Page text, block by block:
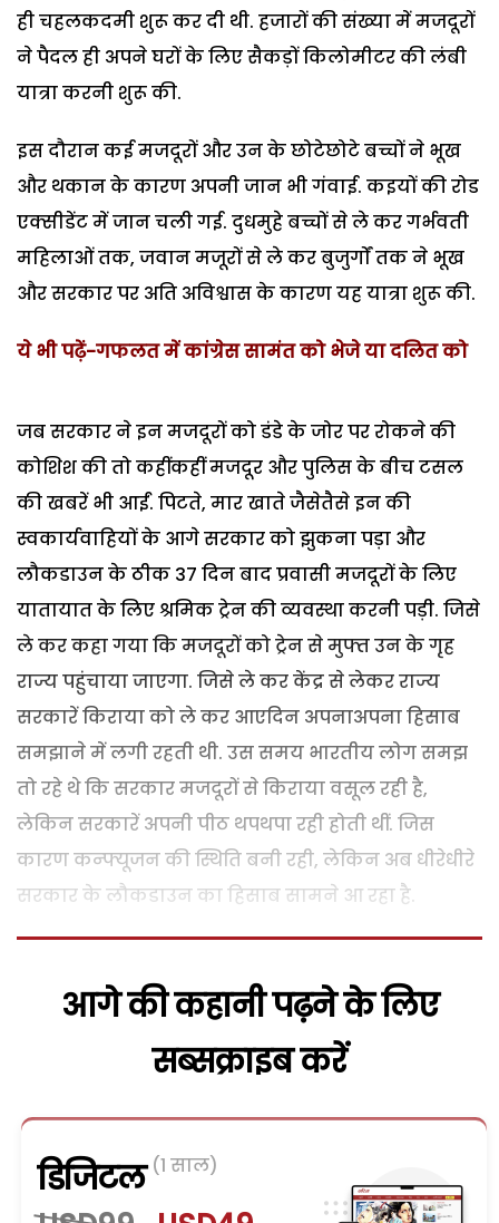
ही चहलकदमी शुरू कर दी थी. हजारों की संख्या में मजदूरों
ने पैदल ही अपने घरों के लिए सैकड़ों किलोमीटर की लंबी
यात्रा करनी शुरू की.
इस दौरान कई मजदूरों और उन के छोटेछोटे बच्चों ने भूख
और थकान के कारण अपनी जान भी गंवाई. कइयों की रोड
एक्सीडेंट में जान चली गई. दुधमुहे बच्चों से ले कर गर्भवती
महिलाओं तक, जवान मजूरों से ले कर बुजुर्गों तक ने भूख
और सरकार पर अति अविश्वास के कारण यह यात्रा शुरू की.
ये भी पढ़ें-गफलत में कांग्रेस सामंत को भेजे या दलित को
जब सरकार ने इन मजदूरों को डंडे के जोर पर रोकने की
कोशिश की तो कहींकहीं मजदूर और पुलिस के बीच टसल
की खबरें भी आईं. पिटते, मार खाते जैसेतैसे इन की
स्वकार्यवाहियों के आगे सरकार को झुकना पड़ा और
लौकडाउन के ठीक 37 दिन बाद प्रवासी मजदूरों के लिए
यातायात के लिए श्रमिक ट्रेन की व्यवस्था करनी पड़ी. जिसे
ले कर कहा गया कि मजदूरों को ट्रेन से मुफ्त उन के गृह
राज्य पहुंचाया जाएगा. जिसे ले कर केंद्र से लेकर राज्य
सरकारें किराया को ले कर आएदिन अपनाअपना हिसाब
समझाने में लगी रहती थी. उस समय भारतीय लोग समझ
तो रहे थे कि सरकार मजदूरों से किराया वसूल रही है,
लेकिन सरकारें अपनी पीठ थपथपा रही होती थीं. जिस
कारण कन्फ्यूजन की स्थिति बनी रही, लेकिन अब धीरेधीरे
सरकार के लौकडाउन का हिसाब सामने आ रहा है.
आगे की कहानी पढ़ने के लिए
सब्सक्राइब करें
डिजिटल (1 साल)